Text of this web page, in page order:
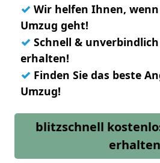
✓ Wir helfen Ihnen,
Umzug geht!
✓ Schnell &
erhalten!
✓ Finden Sie das beste
Umzug!
blitzschnell
erhalten